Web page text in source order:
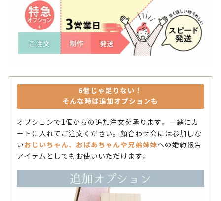
6個じゃ足りない！
そんな時は追加オプションも
オプションで1個からの追加注文を承ります。一緒にカ
ートに入れてご注文ください。顔合わせ会には参加しな
いおじいちゃん、おばあちゃんや兄弟姉妹への婚約報告
アイテムとしてもお使いいただけます。